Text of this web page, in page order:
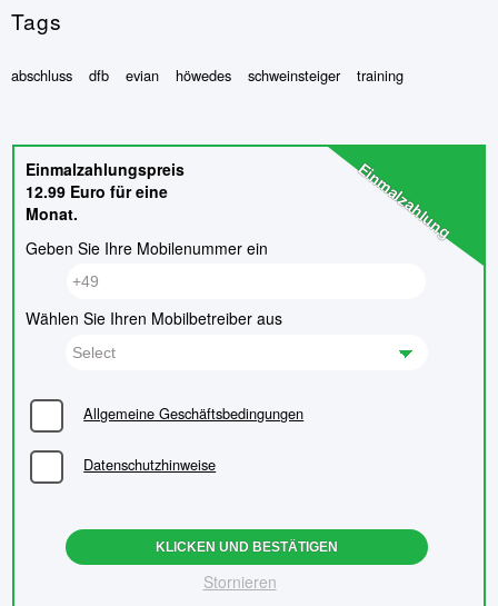
Tags
abschluss dfb evian höwedes schweinsteiger training
Einmalzahlung
Einmalzahlungspreis
12.99 Euro für eine
Monat.
Geben Sie Ihre Mobilenummer ein
Wählen Sie Ihren Mobilbetreiber aus
Allgemeine Geschäftsbedingungen
Datenschutzhinweise
KLICKEN UND BESTÄTIGEN
Stornieren